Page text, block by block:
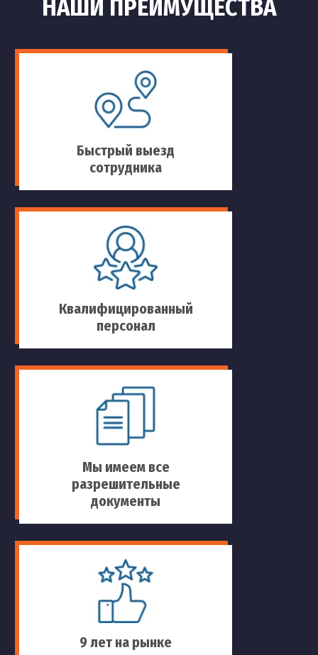
НАШИ ПРЕИМУЩЕСТВА
Быстрый выезд
сотрудника
Квалифицированный
персонал
Мы имеем все
разрешительные
документы
9 лет на рынке